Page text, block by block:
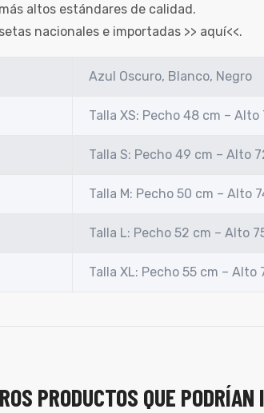
altos estándares de calidad.
nacionales e importadas >> aquí<<.
Azul Oscuro, Blanco, Negro
Talla XS: Pecho 48 cm –
Talla S: Pecho 49 cm – Alto
Talla M: Pecho 50 cm – Alto
Talla L: Pecho 52 cm – Alto
Talla XL: Pecho 55 cm – Alto
PRODUCTOS QUE